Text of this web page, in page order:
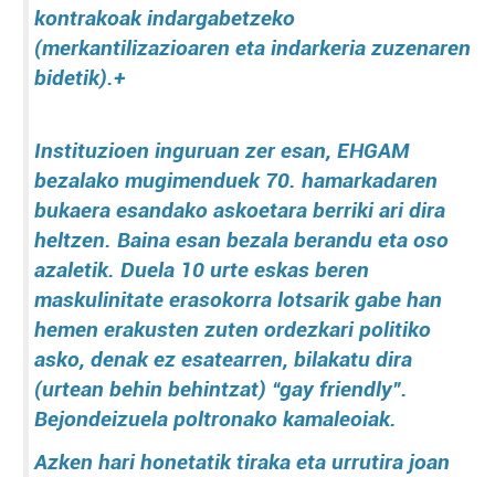
kontrakoak indargabetzeko
(merkantilizazioaren eta indarkeria zuzenaren
bidetik).+
Instituzioen inguruan zer esan, EHGAM
bezalako mugimenduek 70. hamarkadaren
bukaera esandako askoetara berriki ari dira
heltzen. Baina esan bezala berandu eta oso
azaletik. Duela 10 urte eskas beren
maskulinitate erasokorra lotsarik gabe han
hemen erakusten zuten ordezkari politiko
asko, denak ez esatearren, bilakatu dira
(urtean behin behintzat) “gay friendly”.
Bejondeizuela poltronako kamaleoiak.
Azken hari honetatik tiraka eta urrutira joan